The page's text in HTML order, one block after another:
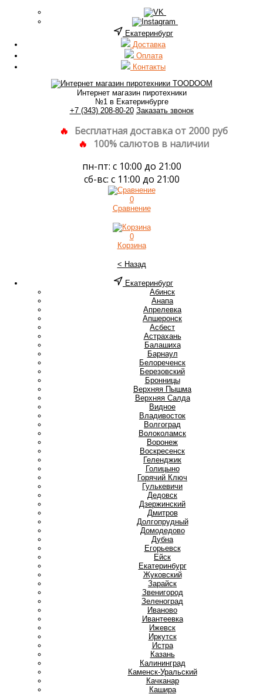
Екатеринбург
Доставка
Оплата
Контакты
Интернет магазин пиротехники
№1 в Екатеринбурге
+7 (343) 208-80-20 Заказать звонок
Бесплатная доставка от 2000 руб
100% салютов в наличии
пн-пт: с 10:00 до 21:00
сб-вс: с 11:00 до 21:00
0
Сравнение
0
Корзина
< Назад
Екатеринбург
Абинск
Анапа
Апрелевка
Апшеронск
Асбест
Астрахань
Балашиха
Барнаул
Белореченск
Березовский
Бронницы
Верхняя Пышма
Верхняя Салда
Видное
Владивосток
Волгоград
Волоколамск
Воронеж
Воскресенск
Геленджик
Голицыно
Горячий Ключ
Гулькевичи
Дедовск
Дзержинский
Дмитров
Долгопрудный
Домодедово
Дубна
Егорьевск
Ейск
Екатеринбург
Жуковский
Зарайск
Звенигород
Зеленоград
Иваново
Ивантеевка
Ижевск
Иркутск
Истра
Казань
Калининград
Каменск-Уральский
Качканар
Кашира